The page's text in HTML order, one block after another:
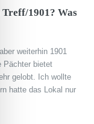
1901? Was
weiterhin 1901
Pächter bietet
gelobt. Ich wollte
hatte das Lokal nur